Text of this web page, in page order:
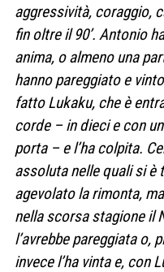
aggressività, coraggio,
fin oltre il 90’. Antonio
anima, o almeno una
hanno pareggiato e
fatto Lukaku, che è
corde – in dieci e con
porta – e l’ha colpita.
assoluta nelle quali si è
agevolato la rimonta,
nella scorsa stagione il
l’avrebbe pareggiata o,
invece l’ha vinta e, con